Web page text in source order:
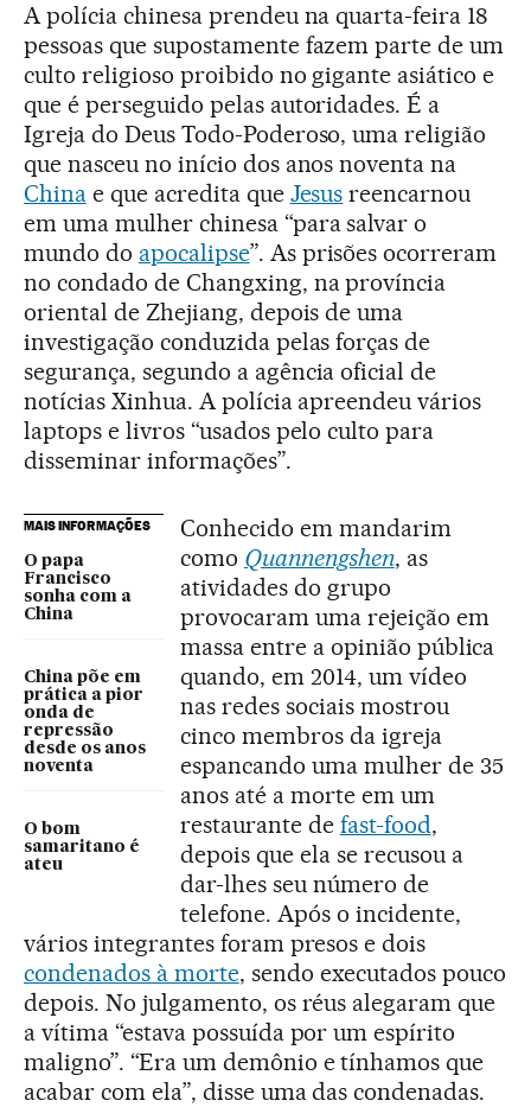
A polícia chinesa prendeu na quarta-feira 18
pessoas que supostamente fazem parte de um
culto religioso proibido no gigante asiático e
que é perseguido pelas autoridades. É a
Igreja do Deus Todo-Poderoso, uma religião
que nasceu no início dos anos noventa na
Chinae que acredita que Jesus reencarnou
em uma mulher chinesa “para salvar o
mundo do apocalipse”. As prisões ocorreram
no condado de Changxing, na província
oriental de Zhejiang, depois de uma
investigação conduzida pelas forças de
segurança, segundo a agência oficial de
notícias Xinhua. A polícia apreendeu vários
laptops e livros “usados pelo culto para
disseminar informações”.
MAIS INFORMAÇÕES
O papa
Francisco
sonha com a
China
China põe em
prática a pior
onda de
repressão
desde os anos
noventa
O bom
samaritano é
ateu
Conhecido em mandarim
como Quannengshen, as
atividades do grupo
provocaram uma rejeição em
massa entre a opinião pública
quando, em 2014, um vídeo
nas redes sociais mostrou
cinco membros da igreja
espancando uma mulher de 35
anos até a morte em um
restaurante de fast-food,
depois que ela se recusou a
dar-lhes seu número de
telefone. Após o incidente,
vários integrantes foram presos e dois
condenados à morte, sendo executados pouco
depois. No julgamento, os réus alegaram que
a vítima “estava possuída por um espírito
maligno”. “Era um demônio e tínhamos que
acabar com ela”, disse uma das condenadas.